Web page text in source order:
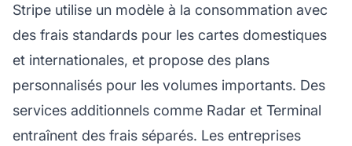
Stripe utilise un modèle à la consommation avec
des frais standards pour les cartes domestiques
et internationales, et propose des plans
personnalisés pour les volumes importants. Des
services additionnels comme Radar et Terminal
entraînent des frais séparés. Les entreprises